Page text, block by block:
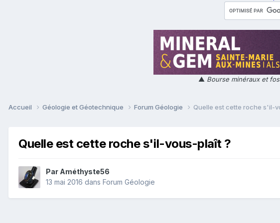
▲ Bourse minéraux et
Accueil Géologie et Géotechnique Forum Géologie Quelle est cette roche s'il-
Quelle est cette roche s'il-vous-plaît ?
Par Améthyste56
13 mai 2016 dans Forum Géologie